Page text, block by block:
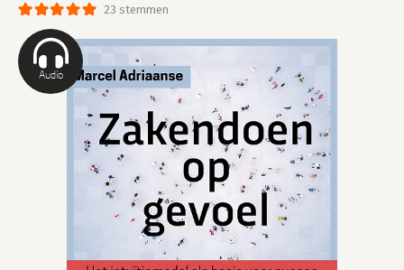
Audio
23 stemmen